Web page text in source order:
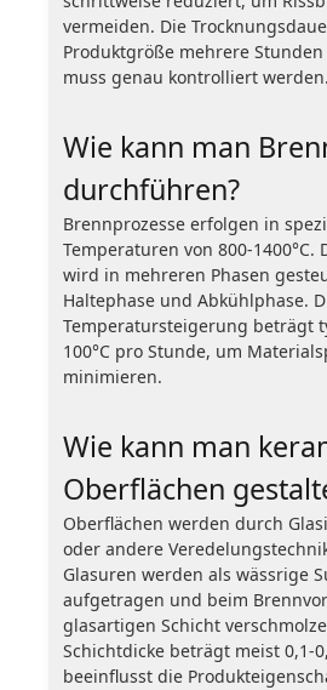
vermeiden. Die
Produktgröße mehrere
muss genau kontrolliert werden.
Wie kann man
durchführen?
Brennprozesse erfolgen in
Temperaturen von 800-1400°C.
wird in mehreren Phasen
Haltephase und Abkühlphase.
Temperatursteigerung beträgt
100°C pro Stunde, um
minimieren.
Wie kann man
Oberflächen
Oberflächen werden durch
oder andere
Glasuren werden als wässrige
aufgetragen und beim
glasartigen Schicht
Schichtdicke beträgt meist 0,1-
beeinflusst die